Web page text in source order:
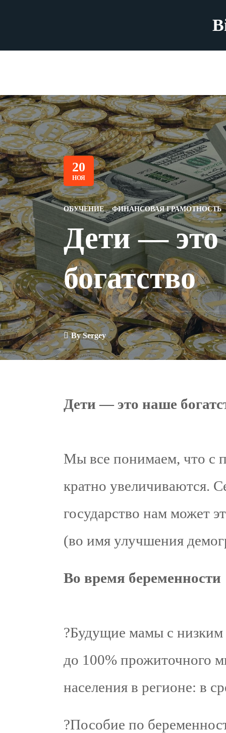
20
НОЯ
ОБУЧЕНИЕ ФИНАНСОВАЯ ГРАМОТНОСТЬ
Дети —
богатство
BySergey
Дети — это наше
Мы все понимаем, что с
кратно увеличиваются.
государство нам может
(во имя улучшения
Во время беременности
?Будущие мамы с низким
до 100% прожиточного
населения в регионе: в
?Пособие по